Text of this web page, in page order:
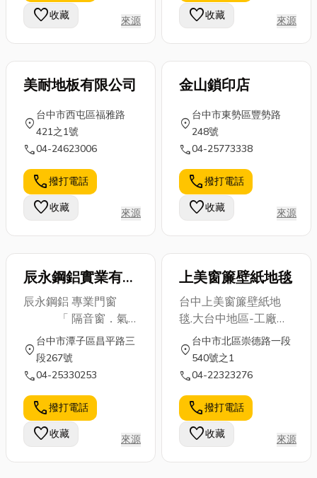
favorite收藏 來源 favorite收藏 來源
美耐地板有限公司
location_on
台中市西屯區福雅路
421之1號
call04-24623006
call撥打電話
favorite收藏 來源
金山鎖印店
location_on
台中市東勢區豐勢路
248號
call04-25773338
call撥打電話
favorite收藏 來源
辰永鋼鋁實業有限
公司
辰永鋼鋁 專業門窗
「 隔音窗．氣
密窗．鋼鋁鍛造門窗
」 用心
傾聽．自在地呼吸．藝
全來自於您對生活 最
深 的 渴 求 為您量身訂
location_on
台中市潭子區昌平路三
段267號
call04-25330253
call撥打電話
favorite收藏 來源
上美窗簾壁紙地毯
台中上美窗簾壁紙地
毯.大台中地區-工廠直
營店-提供窗簾、羅馬
簾、壁紙、地毯、捲
簾、木紋塑膠地磚、百
公司採取服務到家.與
一般傳統的窗簾.壁紙.
地毯店服務性質不同.
location_on
台中市北區崇德路一段
540號之1
call04-22323276
call撥打電話
favorite收藏 來源